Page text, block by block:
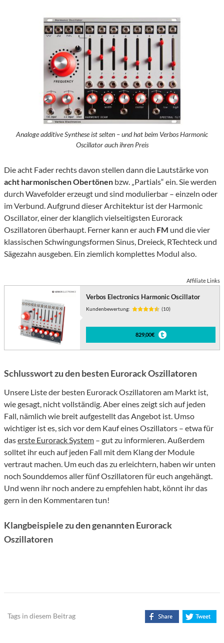
Analoge additive Synthese ist selten – und hat beim Verbos Harmonic
Oscillator auch ihren Preis
Die acht Fader rechts davon stellen dann die Lautstärke von
acht harmonischen Obertönen bzw. „Partials“ ein. Sie werden
durch Wavefolder erzeugt und sind modulierbar – einzeln oder
im Verbund. Aufgrund dieser Architektur ist der Harmonic
Oscillator, einer der klanglich vielseitigsten Eurorack
Oszillatoren überhaupt. Ferner kann er auch FM und die vier
klassischen Schwingungsformen Sinus, Dreieck, RTechteck und
Sägezahn ausgeben. Ein ziemlich komplettes Modul also.
Affiliate Links
Verbos Electronics Harmonic Oscillator
Kundenbewertung: (10)
829,00€
Schlusswort zu den besten Eurorack Oszillatoren
Unsere Liste der besten Eurorack Oszillatoren am Markt ist,
wie gesagt, nicht vollständig. Aber eines zeigt sich auf jeden
Fall, nämlich wie breit aufgestellt das Angebot ist. Umso
wichtiger ist es, sich vor dem Kauf eines Oszillators – etwa für
daserste Eurorack System – gut zu informieren. Außerdem
solltet ihr euch auf jeden Fall mit dem Klang der Module
vertraut machen. Um euch das zu erleichtern, haben wir unten
noch Sounddemos aller fünf Oszillatoren für euch angehängt.
Und wenn ihr noch andere zu empfehlen habt, könnt ihr das
gern in den Kommentaren tun!
Klangbeispiele zu den genannten Eurorack
Oszillatoren
Tags in diesem Beitrag